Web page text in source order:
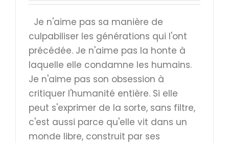
Je n'aime pas sa manière de
culpabiliser les générations qui l'ont
précédée. Je n'aime pas la honte à
laquelle elle condamne les humains.
Je n'aime pas son obsession à
critiquer l'humanité entière. Si elle
peut s'exprimer de la sorte, sans filtre,
c'est aussi parce qu'elle vit dans un
monde libre, construit par ses